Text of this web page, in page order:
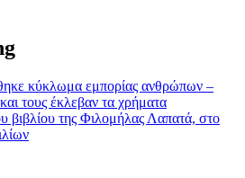
κύκλωμα εμπορίας ανθρώπων –
τους έκλεβαν τα χρήματα
βιβλίου της Φιλομήλας Λαπατά, στο